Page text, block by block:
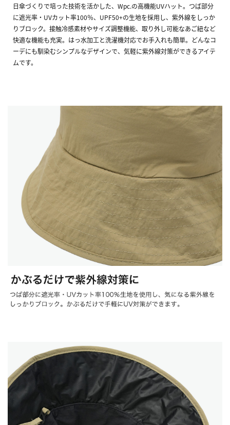
日傘づくりで培った技術を活かした、Wpc.の高機能UVハット。つば部分
に遮光率・UVカット率100％、UPF50+の生地を採用し、紫外線をしっか
りブロック。接触冷感素材やサイズ調整機能、取り外し可能なあご紐など
快適な機能も充実。はっ水加工と洗濯機対応でお手入れも簡単。どんなコ
ーデにも馴染むシンプルなデザインで、気軽に紫外線対策ができるアイテ
ムです。